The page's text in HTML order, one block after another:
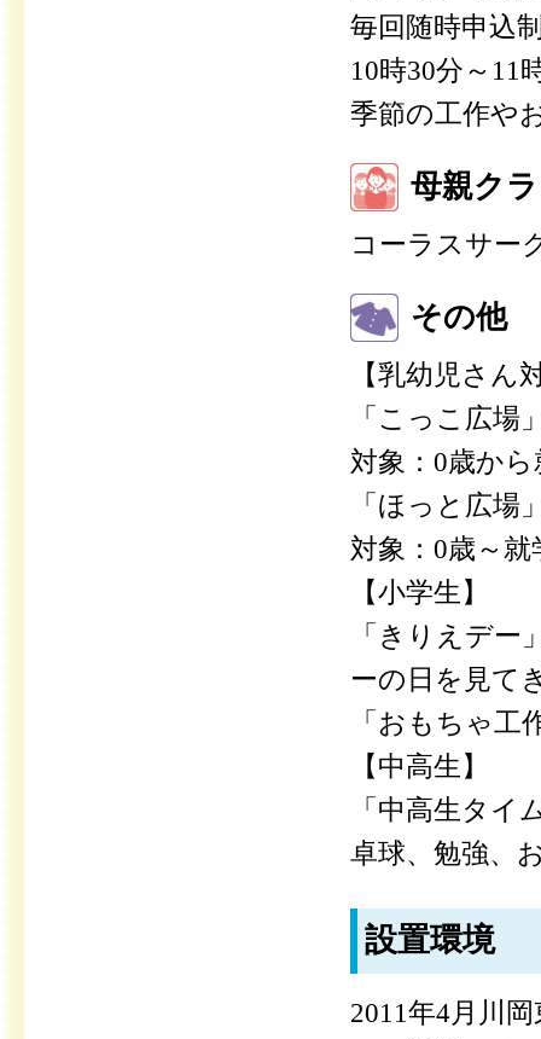
毎回随時申込
10時30分～11
季節の工作や
母親ク
コーラスサー
その他
【乳幼児さん
「こっこ広場
対象：0歳か
「ほっと広場
対象：0歳～
【小学生】
「きりえデー
ーの日を見て
「おもちゃ工
【中高生】
「中高生タイ
卓球、勉強、
設置環境
2011年4月川